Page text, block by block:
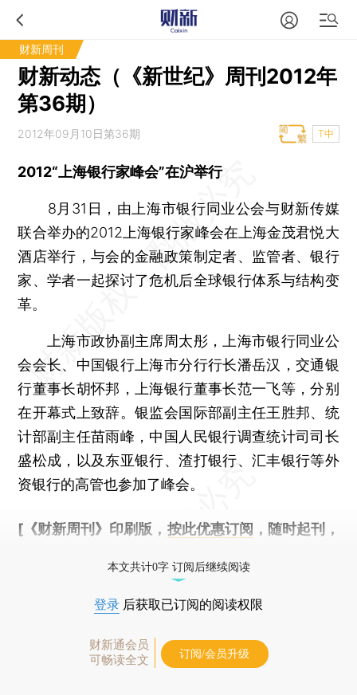
财新周刊
财新动态（《新世纪》周刊2012年
第36期）
2012年09月10日第36期 T中
2012“上海银行家峰会”在沪举行
8月31日，由上海市银行同业公会与财新传媒
联合举办的2012上海银行家峰会在上海金茂君悦大
酒店举行，与会的金融政策制定者、监管者、银行
家、学者一起探讨了危机后全球银行体系与结构变
革。
上海市政协副主席周太彤，上海市银行同业公
会会长、中国银行上海市分行行长潘岳汉，交通银
行董事长胡怀邦，上海银行董事长范一飞等，分别
在开幕式上致辞。银监会国际部副主任王胜邦、统
计部副主任苗雨峰，中国人民银行调查统计司司长
盛松成，以及东亚银行、渣打银行、汇丰银行等外
资银行的高管也参加了峰会。
[《财新周刊》印刷版， 按此优惠订阅 ，随时起刊，
本文共计0字 订阅后继续阅读
登录 后获取已订阅的阅读权限
财新通会员
可畅读全文
订阅/会员升级